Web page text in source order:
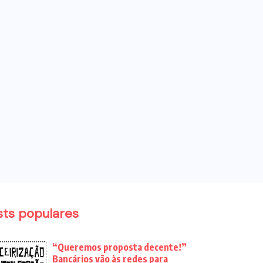
populares
“Queremos proposta decente!”
Bancários vão às redes para